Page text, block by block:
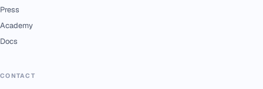
Press
Academy
Docs
CONTACT